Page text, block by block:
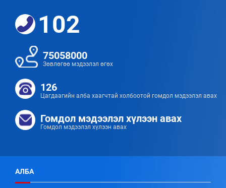
102
75058000
Зөвлөгөө мэдээлэл өгөх
126
Цагдаагийн алба хаагчтай холбоотой гомдол мэдээлэл авах
Гомдол мэдээлэл хүлээн авах
Гомдол мэдээлэл хүлээн авах
АЛБА